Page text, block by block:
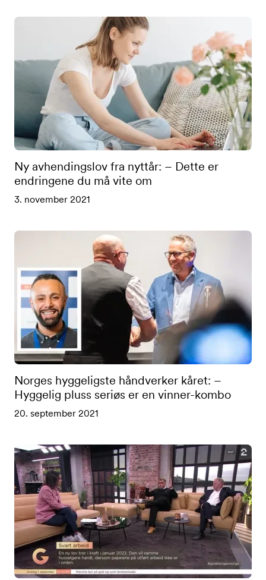
Ny avhendingslov fra nyttår: – Dette er
endringene du må vite om
3. november 2021
Norges hyggeligste håndverker kåret: –
Hyggelig pluss seriøs er en vinner-kombo
20. september 2021